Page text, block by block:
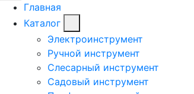
Главная
Каталог
Электроинструмент
Ручной инструмент
Слесарный инструмент
Садовый инструмент